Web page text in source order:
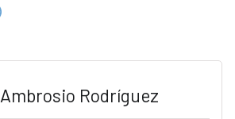
Ambrosio Rodríguez